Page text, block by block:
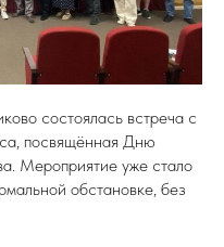
состоялась встреча с
посвящённая Дню
Мероприятие уже стало
обстановке, без